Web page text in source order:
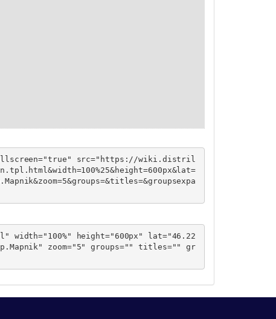
src="https://wiki.distril
width="100%" height="600px" lat="46.22
zoom="5" groups="" titles="" gr